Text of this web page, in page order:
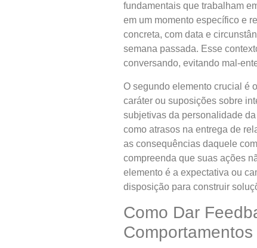
fundamentais que trabalham
em um momento específico e
concreta, com data e
semana passada. Esse
conversando, evitando mal-
O segundo elemento crucial é
caráter ou suposições sobre
subjetivas da personalidade
como atrasos na entrega de
as consequências daquele
compreenda que suas ações
elemento é a expectativa ou
disposição para construir
Como Dar